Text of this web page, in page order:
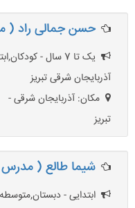
حسن جمالی راد (
یک تا 7 سال -
آذربایجان شرقی تبریز
مکان: آذربایجان شرقی -
تبریز
شیما طالع (
ابتدایی -